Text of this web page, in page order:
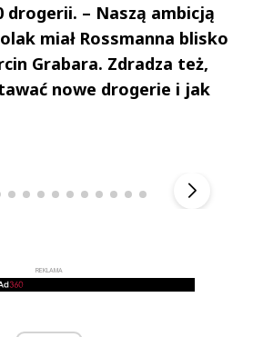
drogerii. – Naszą ambicją
miał Rossmanna blisko
Grabara. Zdradza też,
nowe drogerie i jak
REKLAMA